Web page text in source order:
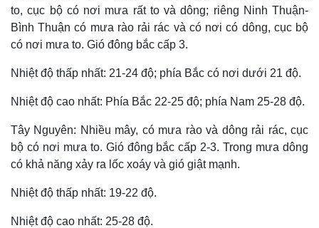
to, cục bộ có nơi mưa rất to và dông; riêng Ninh Thuận-
Bình Thuận có mưa rào rải rác và có nơi có dông, cục bộ
có nơi mưa to. Gió đông bắc cấp 3.
Nhiệt độ thấp nhất: 21-24 độ; phía Bắc có nơi dưới 21 độ.
Nhiệt độ cao nhất: Phía Bắc 22-25 độ; phía Nam 25-28 độ.
Tây Nguyên: Nhiều mây, có mưa rào và dông rải rác, cục
bộ có nơi mưa to. Gió đông bắc cấp 2-3. Trong mưa dông
có khả năng xảy ra lốc xoáy và gió giật mạnh.
Nhiệt độ thấp nhất: 19-22 độ.
Nhiệt độ cao nhất: 25-28 độ.